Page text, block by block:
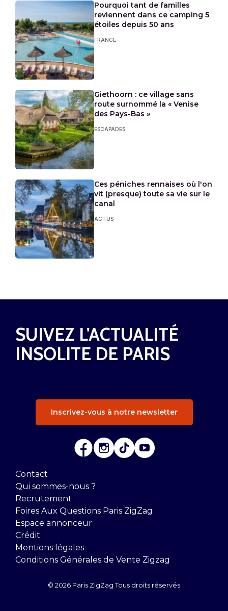
Pourquoi tant de familles
reviennent dans ce camping 5
étoiles depuis 50 ans
FRANCE
Giethoorn : ce village sans
route surnommé la « Venise
des Pays-Bas »
ESCAPADES
Ces péniches rennaises où l'on
vit (presque) toute sa vie sur le
canal
ACTUS
SUIVEZ L'ACTUALITÉ
INSOLITE DE PARIS
Inscrivez-vous à notre newsletter
Contact
Qui sommes-nous ?
Recrutement
Foires Aux Questions Paris ZigZag
Espace annonceur
Crédit
Mentions légales
Conditions Générales de Vente Zigzag
© 2026 Paris ZigZag Tous droits réservés